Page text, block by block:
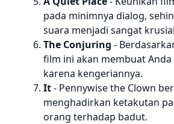
pada minimnya dialog,
suara menjadi sangat
The Conjuring -
film ini akan membuat
karena kengeriannya.
It- Pennywise the Clown
menghadirkan ketakutan
orang terhadap badut.